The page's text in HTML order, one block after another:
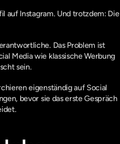
auf Instagram. Und trotzdem: Die
Das Problem ist
Media wie klassische Werbung
sein.
eigenständig auf Social
bevor sie das erste Gespräch